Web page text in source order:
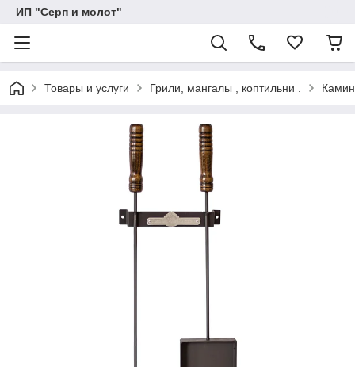
ИП "Серп и молот"
Товары и услуги Грили, мангалы , коптильни .